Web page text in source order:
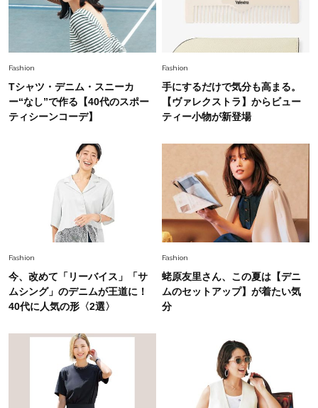
Fashion 2026.8.5
オシャレ40代の【ワンピ＆オールインワン】最
旬着こなし3選。地味見え回避のコツは「バッグ
Fashion 2026.7.31
【40代のTシャツコーデ】超ビッグサイズ×きれ
Fashion
毎日忙しい40代が頼れる！無難に見えない【ひ
とくせ黒ワンピ】〈5選〉
やぐ【甘め黒アイテム】3選
26年夏は「小ぶり」が大流行中！人と被らない
【最旬かごバッグ】6選
Fashion
Fashion
Tシャツ・デニム・スニーカ
ー“なし”で作る【40代のスポー
ティシーンコーデ】
Fashion
手にするだけで気分も高まる。
【ヴァレクストラ】からビュー
ティー小物が新登場
Fashion
今、改めて「リーバイス」「サ
ムシング」のデニムが王道に！
40代に人気の形〈2選〉
Fashion
蛯原友里さん、この夏は【デニ
ムのセットアップ】が着たい気
分